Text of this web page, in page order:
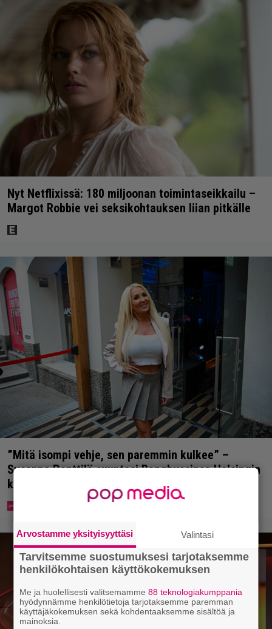
Nyt Netflixissä: 180 miljoonan toimintaseikkailu –
Margot Robbie vei seksikohtauksen liian pitkälle
”Mitä isompi vehje, sen paremmin kulkee” –
Susanna Penttilä suuntasi Bangbussinsa Helsingin
keskustaan
Arvostamme yksityisyyttäsi Valintasi
Tarvitsemme suostumuksesi tarjotaksemme
henkilökohtaisen käyttökokemuksen
Me ja huolellisesti valitsemamme88 teknologiakumppania
hyödynnämme henkilötietoja tarjotaksemme paremman
käyttäjäkokemuksen sekä kohdentaaksemme sisältöä ja
mainoksia.